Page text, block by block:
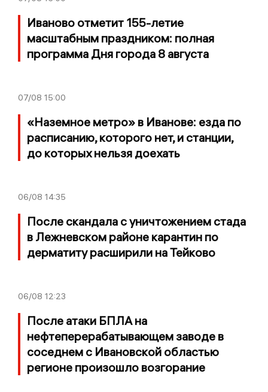
Иваново отметит 155-летие
масштабным праздником: полная
программа Дня города 8 августа
07/08 15:00
«Наземное метро» в Иванове: езда по
расписанию, которого нет, и станции,
до которых нельзя доехать
06/08 14:35
После скандала с уничтожением стада
в Лежневском районе карантин по
дерматиту расширили на Тейково
06/08 12:23
После атаки БПЛА на
нефтеперерабатывающем заводе в
соседнем с Ивановской областью
регионе произошло возгорание